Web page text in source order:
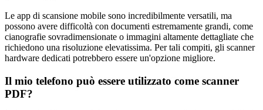
Le app di scansione mobile sono incredibilmente versatili, ma
possono avere difficoltà con documenti estremamente grandi, come
cianografie sovradimensionate o immagini altamente dettagliate che
richiedono una risoluzione elevatissima. Per tali compiti, gli scanner
hardware dedicati potrebbero essere un'opzione migliore.
Il mio telefono può essere utilizzato come scanner
PDF?